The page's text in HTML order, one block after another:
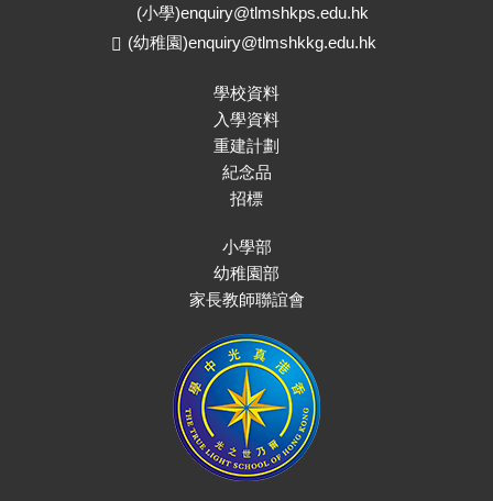
(小學)enquiry@tlmshkps.edu.hk
(幼稚園)enquiry@tlmshkkg.edu.hk
學校資料
入學資料
重建計劃
紀念品
招標
小學部
幼稚園部
家長教師聯誼會